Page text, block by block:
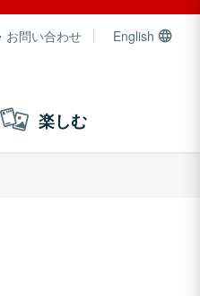
お問い合わせ English
楽しむ